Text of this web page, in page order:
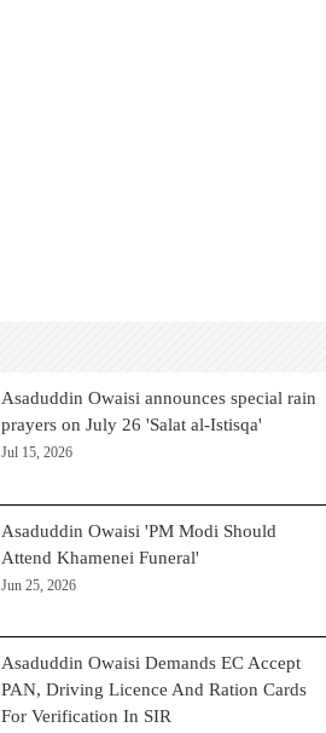
Asaduddin Owaisi announces special rain
prayers on July 26 'Salat al-Istisqa'
Jul 15, 2026
Asaduddin Owaisi 'PM Modi Should
Attend Khamenei Funeral'
Jun 25, 2026
Asaduddin Owaisi Demands EC Accept
PAN, Driving Licence And Ration Cards
For Verification In SIR